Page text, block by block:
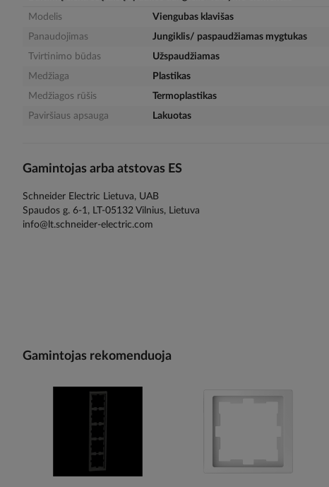
gallery
Modelis
Viengubas klavišas
Panaudojimas
Jungiklis/ paspaudžiamas mygtukas
Tvirtinimo būdas
Užspaudžiamas
Medžiaga
Plastikas
Medžiagos rūšis
Termoplastikas
Paviršiaus apsauga
Lakuotas
Gamintojas arba atstovas ES
Schneider Electric Lietuva, UAB
Spaudos g. 6-1, LT-05132 Vilnius, Lietuva
info@lt.schneider-electric.com
Gamintojas rekomenduoja